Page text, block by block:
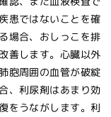
患ではないことを確
場合、おしっこを排
善します。心臓以外
胞周囲の血管が破綻
、利尿剤はあまり効
をうながします。利